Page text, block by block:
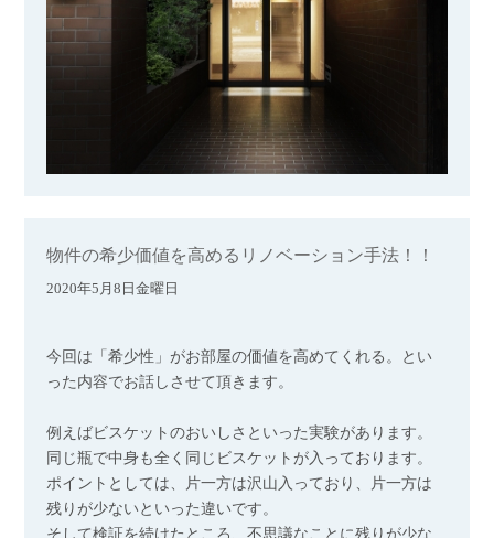
物件の希少価値を高めるリノベーション手法！！
2020年5月8日金曜日
今回は「希少性」がお部屋の価値を高めてくれる。とい
った内容でお話しさせて頂きます。
例えばビスケットのおいしさといった実験があります。
同じ瓶で中身も全く同じビスケットが入っております。
ポイントとしては、片一方は沢山入っており、片一方は
残りが少ないといった違いです。
そして検証を続けたところ、不思議なことに残りが少な